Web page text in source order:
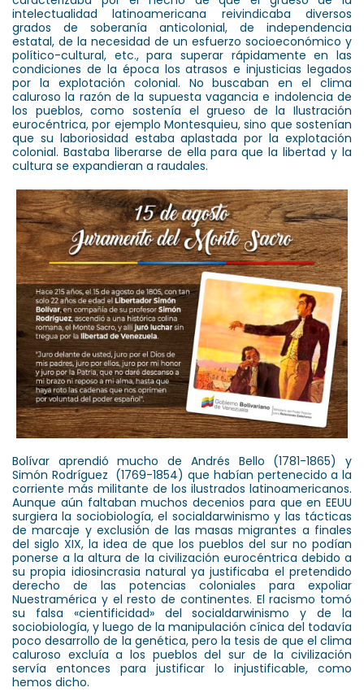
intelectualidad latinoamericana reivindicaba diversos
grados de soberanía anticolonial, de independencia
estatal, de la necesidad de un esfuerzo socioeconómico y
político-cultural, etc., para superar rápidamente en las
condiciones de la época los atrasos e injusticias legados
por la explotación colonial. No buscaban en el clima
caluroso la razón de la supuesta vagancia e indolencia de
los pueblos, como sostenía el grueso de la Ilustración
eurocéntrica, por ejemplo Montesquieu, sino que sostenían
que su laboriosidad estaba aplastada por la explotación
colonial. Bastaba liberarse de ella para que la libertad y la
cultura se expandieran a raudales.
Bolívar aprendió mucho de Andrés Bello (1781-1865) y
Simón Rodríguez (1769-1854) que habían pertenecido a la
corriente más militante de los ilustrados latinoamericanos.
Aunque aún faltaban muchos decenios para que en EEUU
surgiera la sociobiología, el socialdarwinismo y las tácticas
de marcaje y exclusión de las masas migrantes a finales
del siglo XIX, la idea de que los pueblos del sur no podían
ponerse a la altura de la civilización eurocéntrica debido a
su propia idiosincrasia natural ya justificaba el pretendido
derecho de las potencias coloniales para expoliar
Nuestramérica y el resto de continentes. El racismo tomó
su falsa «cientificidad» del socialdarwinismo y de la
sociobiología, y luego de la manipulación cínica del todavía
poco desarrollo de la genética, pero la tesis de que el clima
caluroso excluía a los pueblos del sur de la civilización
servía entonces para justificar lo injustificable, como
hemos dicho.